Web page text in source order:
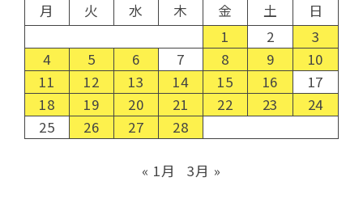
月
火 水 木 金 土
日
1
2
3
4
5 6 7 8 9
10
11
12 13 14 15 16
17
18
19 20 21 22 23
24
25
26 27 28
« 1月 3月 »